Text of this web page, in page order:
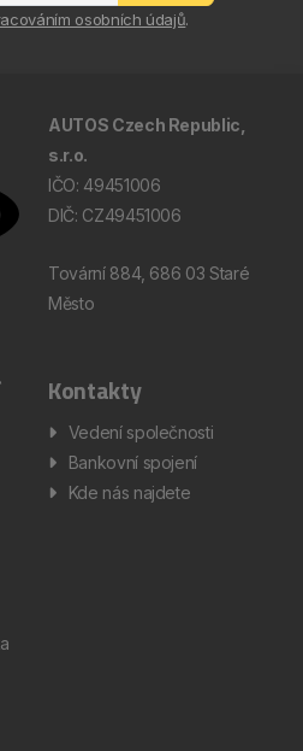
osobních údajů.
AUTOS Czech Republic,
s.r.o.
IČO: 49451006
DIČ: CZ49451006
Tovární 884, 686 03 Staré
Město
Kontakty
Vedení společnosti
Bankovní spojení
Kde nás najdete